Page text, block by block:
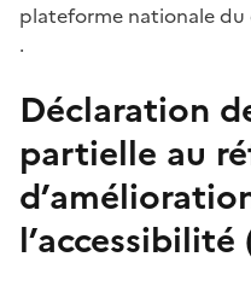
plateforme nationale
(Ouvre une nouvelle
.
Déclaration
partielle au
l’accessibilité